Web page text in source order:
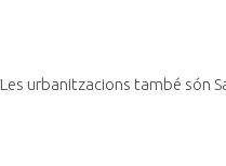
Les urbanitzacions també són